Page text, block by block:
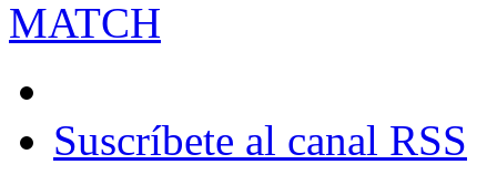
Suscríbete al canal RSS